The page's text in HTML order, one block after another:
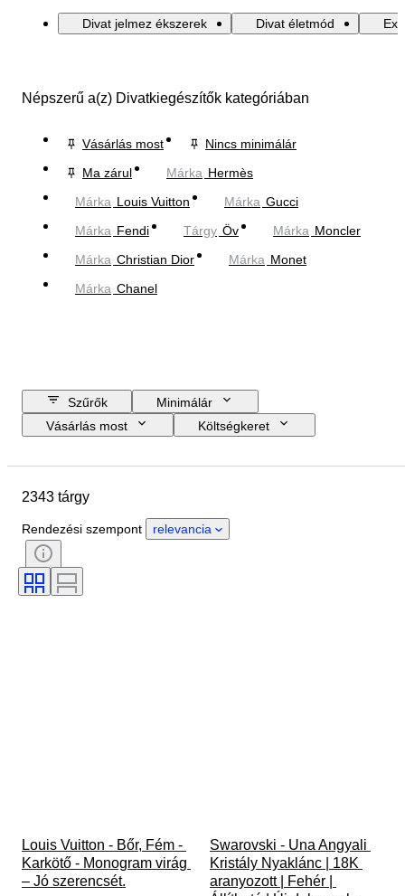
Divat jelmez ékszerek Divat életmód
Népszerű a(z) Divatkiegészítők kategóriában
Vásárlás most
Nincs minimálár
Ma zárul
Márka Hermès
Márka Louis Vuitton Márka Gucci
Márka Fendi Tárgy Öv Márka Moncler
Márka Christian Dior Márka Monet
Márka Chanel
Szűrők
Minimálár
Vásárlás most
Költségkeret
Country of origin
Állapot
Kő
Tanúsítvány
Stílus
Vágás
2343 tárgy
Rendezési szempont relevancia
Louis Vuitton - Bőr, Fém -
Karkötő - Monogram virág
– Jó szerencsét.
Swarovski - Una Angyali
Kristály Nyaklánc | 18K
aranyozott | Fehér |